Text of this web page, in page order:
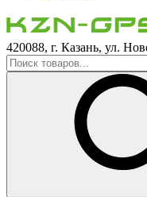
420088, г. Казань, ул.